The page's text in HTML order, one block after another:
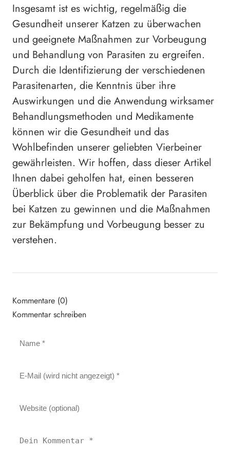
Insgesamt ist es wichtig, regelmäßig die
Gesundheit unserer Katzen zu überwachen
und geeignete Maßnahmen zur Vorbeugung
und Behandlung von Parasiten zu ergreifen.
Durch die Identifizierung der verschiedenen
Parasitenarten, die Kenntnis über ihre
Auswirkungen und die Anwendung wirksamer
Behandlungsmethoden und Medikamente
können wir die Gesundheit und das
Wohlbefinden unserer geliebten Vierbeiner
gewährleisten. Wir hoffen, dass dieser Artikel
Ihnen dabei geholfen hat, einen besseren
Überblick über die Problematik der Parasiten
bei Katzen zu gewinnen und die Maßnahmen
zur Bekämpfung und Vorbeugung besser zu
verstehen.
Kommentare (0)
Kommentar schreiben